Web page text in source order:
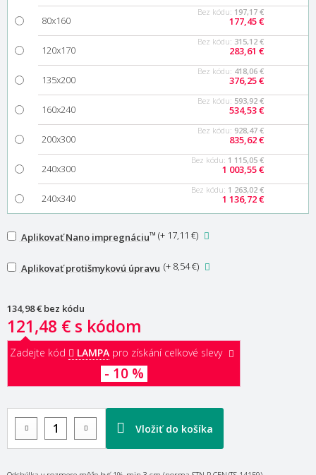
80x160
Bez kódu: 197,17 €
177,45 €
120x170
Bez kódu: 315,12 €
283,61 €
135x200
Bez kódu: 418,06 €
376,25 €
160x240
Bez kódu: 593,92 €
534,53 €
200x300
Bez kódu: 928,47 €
835,62 €
240x300
Bez kódu: 1 115,05 €
1 003,55 €
240x340
Bez kódu: 1 263,02 €
1 136,72 €
Aplikovať Nano impregnáciu™ (+ 17,11 €)
Aplikovať protišmykovú úpravu (+ 8,54 €)
134,98 € bez kódu
121,48 € s kódom
Vložiť do košíka
Zadejte kód LAMPA pro získání celkové slevy
- 10 %